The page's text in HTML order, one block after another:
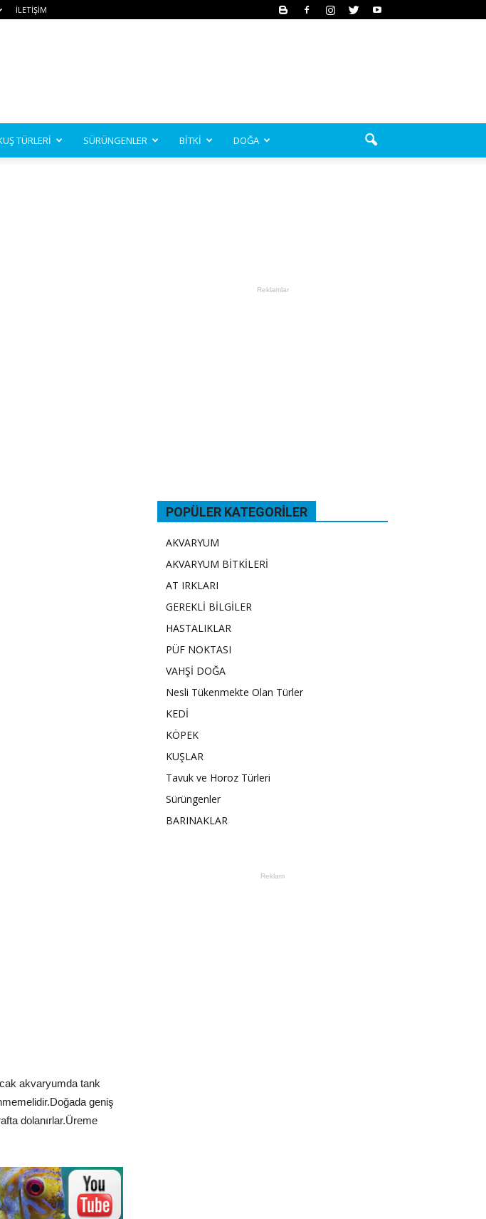
İLETİŞİM
TÜRLERİ SÜRÜNGENLER BİTKİ DOĞA
akvaryumda tank
geniş
dolanırlar.Üreme
Reklamlar
POPÜLER KATEGORILER
AKVARYUM
AKVARYUM BİTKİLERİ
AT IRKLARI
GEREKLİ BİLGİLER
HASTALIKLAR
PÜF NOKTASI
VAHŞİ DOĞA
Nesli Tükenmekte Olan Türler
KEDİ
KÖPEK
KUŞLAR
Tavuk ve Horoz Türleri
Sürüngenler
BARINAKLAR
Reklam